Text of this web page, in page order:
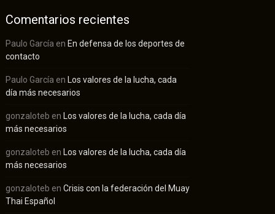
Comentarios recientes
Paulo García en En defensa de los deportes de
contacto
Paulo García en Los valores de la lucha, cada
día más necesarios
gonzaloteb en Los valores de la lucha, cada día
más necesarios
gonzaloteb en Los valores de la lucha, cada día
más necesarios
gonzaloteb en Crisis con la federación del Muay
Thai Español